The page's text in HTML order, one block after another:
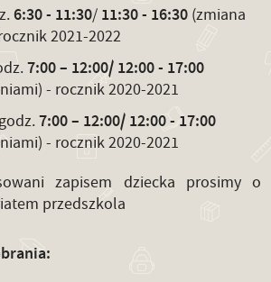
6:30 - 11:30/ 11:30 - 16:30 (zmiana
2021-2022
7:00 – 12:00/ 12:00 - 17:00
- rocznik 2020-2021
7:00 – 12:00/ 12:00 - 17:00
- rocznik 2020-2021
zapisem dziecka prosimy o
przedszkola